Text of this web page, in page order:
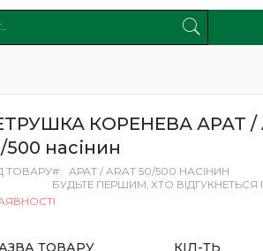
КОРЕНЕВА АРАТ /
500 насінин
ТОВАРУ АРАТ / ARAT 50/500 НАСІНИН
БУДЬТЕ ПЕРШИМ, ХТО
ТОВАРУ КІЛ-ТЬ